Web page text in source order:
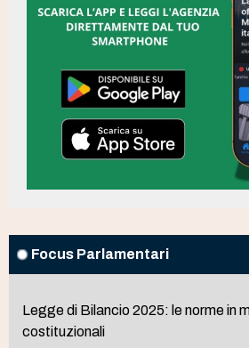
Focus Parlamentari
Legge di Bilancio 2025: le norme in
costituzionali